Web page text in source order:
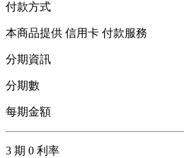
付款方式
本商品提供 信用卡 付款服務
分期資訊
分期數
每期金額
3 期 0 利率